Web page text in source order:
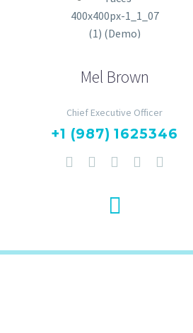
Mel Brown
Chief Executive Officer
+1 (987) 1625346